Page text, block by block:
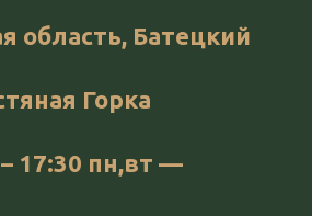
область, Батецкий
Горка
17:30 пн,вт —